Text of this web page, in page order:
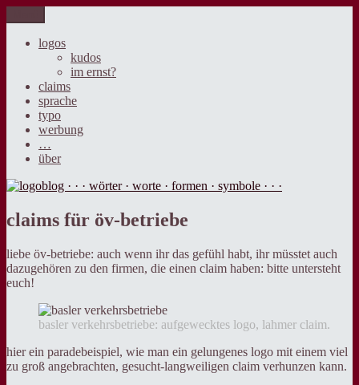
Inhalt
springen
logoblog · · · wörter · worte · formen · symbole · · ·
der blog über sprache, design und werbung.
logos
kudos
im ernst?
claims
sprache
typo
werbung
…
über
claims für öv-betriebe
liebe öv-betriebe: auch wenn ihr das gefühl habt, ihr müsstet auch
dazugehören zu den firmen, die einen claim haben: bitte untersteht
euch!
basler verkehrsbetriebe: aufgewecktes logo, lahmer claim.
hier ein paradebeispiel, wie man ein gelungenes logo mit einem viel
zu groß angebrachten, gesucht-langweiligen claim verhunzen kann.